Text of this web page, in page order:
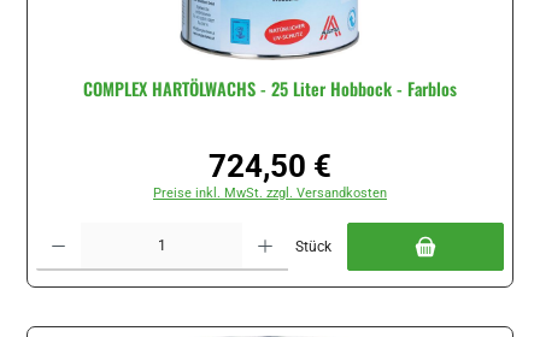
COMPLEX HARTÖLWACHS - 25 Liter Hobbock - Farblos
Regulärer Preis:
724,50 €
Preise inkl. MwSt. zzgl. Versandkosten
Stück